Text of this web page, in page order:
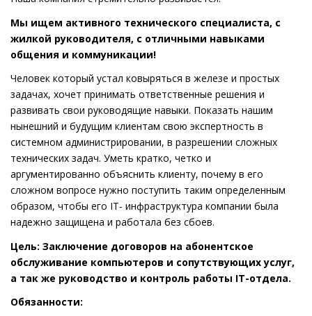
Мы ищем активного технического специалиста, с
жилкой руководителя, с отличными навыками
общения и коммуникации!
Человек который устал ковыряться в железе и простых
задачах, хочет принимать ответственные решения и
развивать свои руководящие навыки. Показать нашим
нынешний и будущим клиентам свою экспертность в
системном администрировании, в разрешении сложных
технических задач. Уметь кратко, четко и
аргументированно объяснить клиенту, почему в его
сложном вопросе нужно поступить таким определенным
образом, чтобы его IT- инфраструктура компании была
надежно защищена и работала без сбоев.
Цель: Заключение договоров на абонентское
обслуживание компьютеров и сопутствующих услуг,
а так же руководство и контроль работы IT-отдела.
Обязанности: